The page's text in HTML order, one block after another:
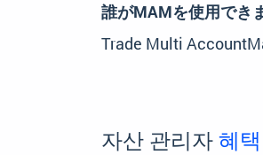
誰がMAMを使用でき
Trade Multi
자산 관리자 혜택